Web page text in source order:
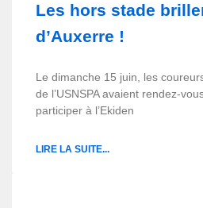
Les hors stade
d’Auxerre !
Le dimanche 15 juin, les
de l’USNSPA avaient rendez-
participer à l’Ekiden
LIRE LA SUITE...